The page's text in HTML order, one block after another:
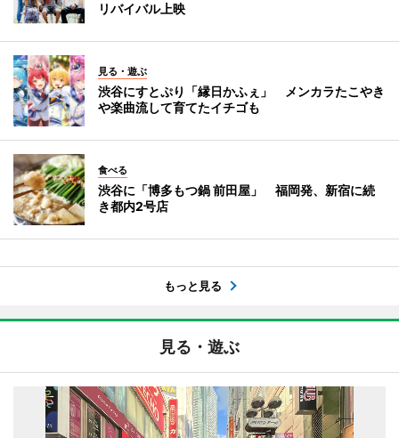
リバイバル上映
見る・遊ぶ
渋谷にすとぷり「縁日かふぇ」 メンカラたこやき
や楽曲流して育てたイチゴも
食べる
渋谷に「博多もつ鍋 前田屋」 福岡発、新宿に続
き都内2号店
もっと見る
見る・遊ぶ